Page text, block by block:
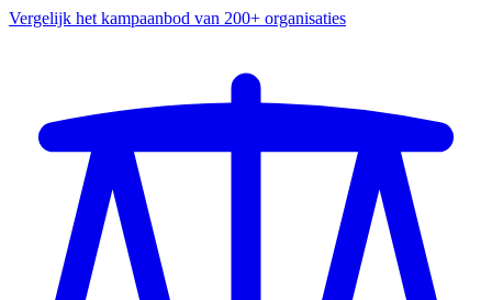
Vergelijk het kampaanbod van 200+ organisaties